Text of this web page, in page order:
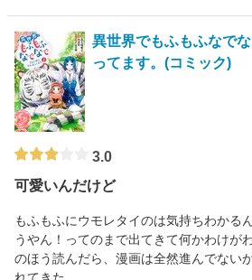
異世界でもふもふなで
ってます。(コミック)
3.0
可愛いんだけど
もふもふにウモレタイのは気持ちわかる
うやん！ってのまで出てきて何かわけが
のほう読んだら、漫画は全然進んでない